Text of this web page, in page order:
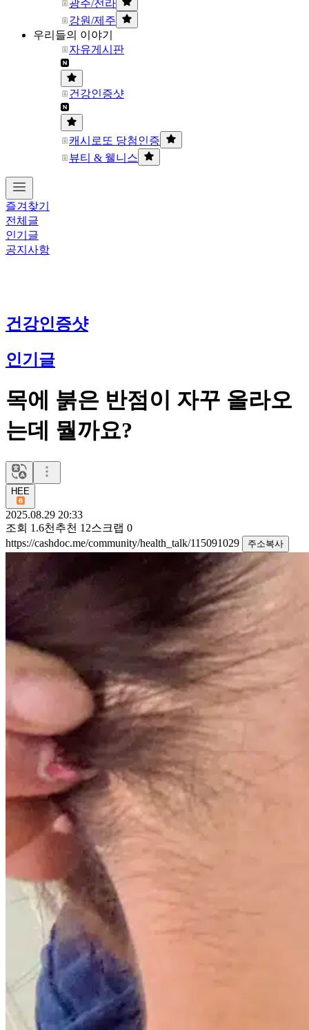
광주/전라
강원/제주
우리들의 이야기
자유게시판
건강인증샷
캐시로또 당첨인증
뷰티 & 웰니스
즐겨찾기
전체글
인기글
공지사항
건강인증샷
인기글
목에 붉은 반점이 자꾸 올라오
는데 뭘까요?
HEE
2025.08.29 20:33
조회 1.6천 추천 12스크랩 0
https://cashdoc.me/community/health_talk/115091029
주소복사